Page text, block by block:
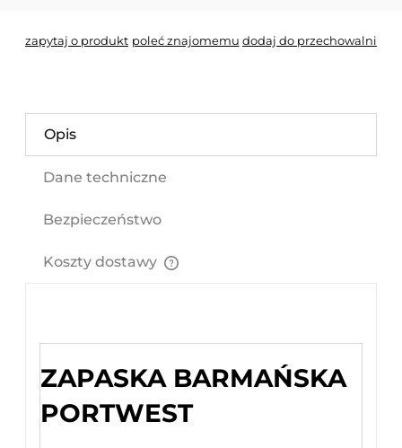
zapytaj o produkt poleć znajomemu dodaj do przechowalni
Opis
Dane techniczne
Bezpieczeństwo
Koszty dostawy
ZAPASKA BARMAŃSKA
PORTWEST